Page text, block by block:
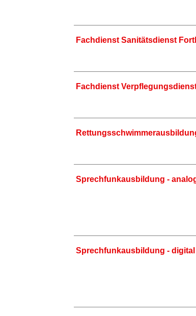
Fachdienst Sanitätsdienst
Fachdienst
Sprechfunkausbildung -
Sprechfunkausbildung - digital